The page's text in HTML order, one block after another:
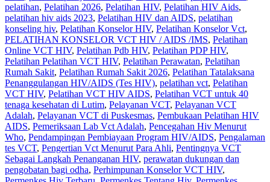
pelatihan, Pelatihan 2026, Pelatihan HIV, Pelatihan HIV Aids,
pelatihan hiv aids 2023, Pelatihan HIV dan AIDS, pelatihan
konseling hiv, Pelatihan Konselor HIV, Pelatihan Konselor Vct,
PELATIHAN KONSELOR VCT HIV / AIDS /IMS, Pelatihan
Online VCT HIV, Pelatihan Pdb HIV, Pelatihan PDP HIV,
Pelatihan Pelatihan VCT HIV, Pelatihan Perawatan, Pelatihan
Rumah Sakit‎, Pelatihan Rumah Sakit 2026, Pelatihan Tatalaksana
Penanggulangan HIV/AIDS (Tes HIV), pelatihan vct, Pelatihan
VCT HIV, Pelatihan VCT HIV AIDS, Pelatihan VCT untuk 40
tenaga kesehatan di Lutim, Pelayanan VCT, Pelayanan VCT
Adalah, Pelayanan VCT di Puskesmas, Pembukaan Pelatihan HIV
AIDS, Pemeriksaan Lab Vct Adalah, Pencegahan Hiv Menurut
Who, Pendampingan Pembiayaan Program HIV/AIDS, Pengalaman
tes VCT, Pengertian Vct Menurut Para Ahli, Pentingnya VCT
Sebagai Langkah Penanganan HIV, perawatan dukungan dan
pengobatan bagi odha, Perhimpunan Konselor VCT HIV,